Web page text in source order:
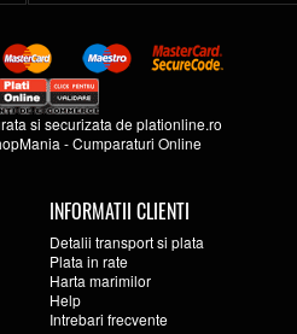
si securizata deplationline.ro
-Cumparaturi Online
INFORMATII CLIENTI
Detalii transport si plata
Plata in rate
Harta marimilor
Help
Intrebari frecvente